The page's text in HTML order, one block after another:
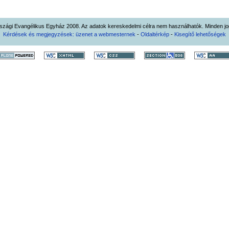
Evangélikus Egyház 2008. Az adatok kereskedelmi célra nem használhatók. Minden
Kérdések és megjegyzések: üzenet a webmesternek - Oldaltérkép - Kisegítő lehetőségek